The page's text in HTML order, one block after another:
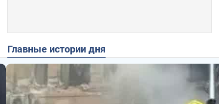
Главные истории дня